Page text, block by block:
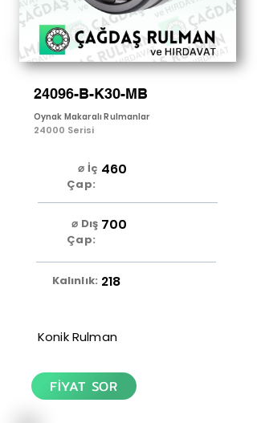
24096-B-K30-MB
Oynak Makaralı Rulmanlar
24000 Serisi
⌀ İç
Çap:
460
⌀ Dış
Çap:
700
Kalınlık: 218
Konik Rulman
FİYAT SOR